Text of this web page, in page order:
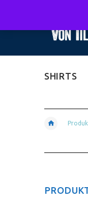
SHIRTS